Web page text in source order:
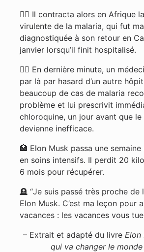
🧑‍⚕️ Il contracta alors en Afrique
virulente de la malaria, qui fut
diagnostiquée à son retour en
janvier lorsqu’il finit hospitalisé.
🦸‍♂️ En dernière minute, un
par là par hasard d’un autre
beaucoup de cas de malaria
problème et lui prescrivit
chloroquine, un jour avant que
devienne inefficace.
🏥 Elon Musk passa une
en soins intensifs. Il perdit 20
6 mois pour récupérer.
🪦 “Je suis passé très proche de
Elon Musk. C’est ma leçon pour
vacances : les vacances vous
– Extrait et adapté du livre Elon
qui va changer le monde